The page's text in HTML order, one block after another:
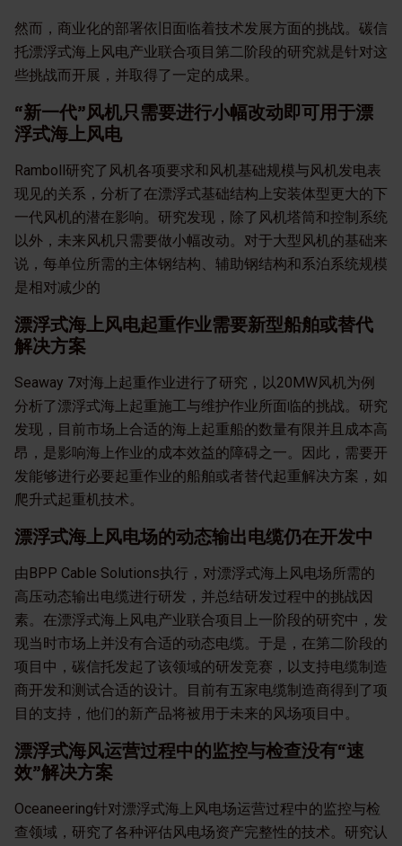
然而，商业化的部署依旧面临着技术发展方面的挑战。碳信
托漂浮式海上风电产业联合项目第二阶段的研究就是针对这
些挑战而开展，并取得了一定的成果。
“新一代”风机只需要进行小幅改动即可用于漂
浮式海上风电
Ramboll研究了风机各项要求和风机基础规模与风机发电表
现见的关系，分析了在漂浮式基础结构上安装体型更大的下
一代风机的潜在影响。研究发现，除了风机塔筒和控制系统
以外，未来风机只需要做小幅改动。对于大型风机的基础来
说，每单位所需的主体钢结构、辅助钢结构和系泊系统规模
是相对减少的
漂浮式海上风电起重作业需要新型船舶或替代
解决方案
Seaway 7对海上起重作业进行了研究，以20MW风机为例
分析了漂浮式海上起重施工与维护作业所面临的挑战。研究
发现，目前市场上合适的海上起重船的数量有限并且成本高
昂，是影响海上作业的成本效益的障碍之一。因此，需要开
发能够进行必要起重作业的船舶或者替代起重解决方案，如
爬升式起重机技术。
漂浮式海上风电场的动态输出电缆仍在开发中
由BPP Cable Solutions执行，对漂浮式海上风电场所需的
高压动态输出电缆进行研发，并总结研发过程中的挑战因
素。在漂浮式海上风电产业联合项目上一阶段的研究中，发
现当时市场上并没有合适的动态电缆。于是，在第二阶段的
项目中，碳信托发起了该领域的研发竞赛，以支持电缆制造
商开发和测试合适的设计。目前有五家电缆制造商得到了项
目的支持，他们的新产品将被用于未来的风场项目中。
漂浮式海风运营过程中的监控与检查没有“速
效”解决方案
Oceaneering针对漂浮式海上风电场运营过程中的监控与检
查领域，研究了各种评估风电场资产完整性的技术。研究认